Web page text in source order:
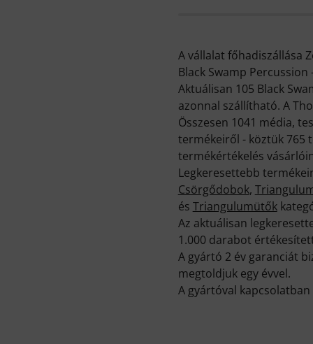
A vállalat főhadiszállása
Black Swamp
Aktuálisan 105 Black
azonnal szállítható. A
Összesen 1041 média,
termékeiről - köztük 765
termékértékelés
Legkeresettebb
Csörgődobok,
és Triangulumütők
Az aktuálisan
1.000 darabot
A gyártó 2 év garanciát
megtoldjuk egy évvel.
A gyártóval